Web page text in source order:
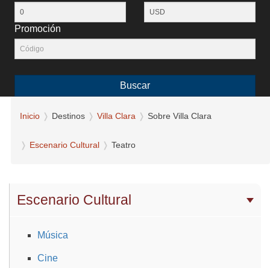
Promoción
Buscar
Inicio Destinos Villa Clara Sobre Villa Clara
Escenario Cultural Teatro
Escenario Cultural
Música
Cine